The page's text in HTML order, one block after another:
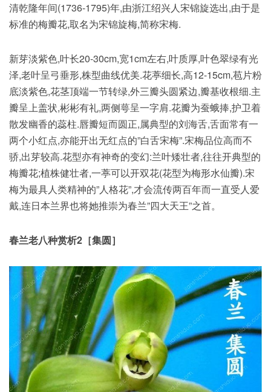
清乾隆年间(1736-1795)年,由浙江绍兴人宋锦旋选出,由于是
标准的梅瓣花,取名为宋锦旋梅,简称宋梅.
新芽淡紫色,叶长20-30cm,宽1cm左右,叶质厚,叶色翠绿有光
泽,老叶呈弓垂形,株型曲线优美.花葶细长,高12-15cm,苞片粉
底淡紫色,花茎顶端一节转绿,外三瓣头圆紧边,瓣基收根细.主
瓣呈上盖状,彬彬有礼,两侧萼呈一字肩.花瓣为蚕蛾捧,护卫着
散发幽香的蕊柱.唇瓣短而圆正,属典型的刘海舌,舌面常有一
两个小红点,亦能开出无红点的”白舌宋梅”.宋梅品位高而不
骄,出芽较高.花型亦有神奇的变幻:兰叶矮壮者,往往开典型的
梅瓣花;植株健壮者,一葶可以开双花(花型为梅形水仙瓣).宋
梅为最具人类精神的”人格花”,才会流传两百年而一直受人爱
戴,连日本兰界也将她推崇为春兰”四大天王”之首。
春兰老八种赏析2［集圆］